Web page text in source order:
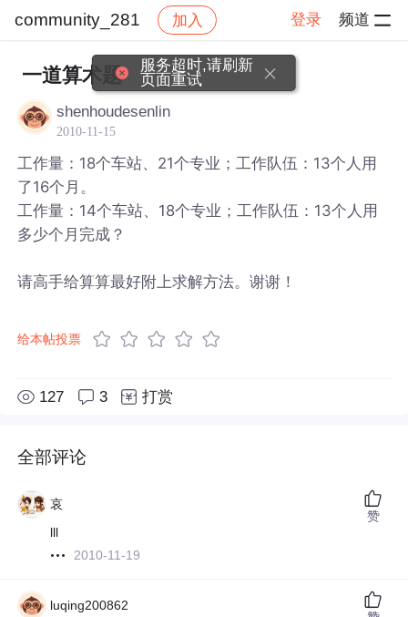
community_281 加入 登录 频道
社区 community_281 帖子详情
一道算术题
shenhoudesenlin
2010-11-15
工作量：18个车站、21个专业；工作队伍：13个人用
了16个月。
工作量：14个车站、18个专业；工作队伍：13个人用
多少个月完成？
请高手给算算最好附上求解方法。谢谢！
给本帖投票
127 3 打赏
全部评论
哀
lll
2010-11-19
赞
luqing200862
服务超时,请刷新
页面重试